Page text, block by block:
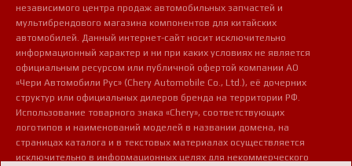
независимого центра продаж автомобильных запчастей и
мультибрендового магазина компонентов для китайских
автомобилей. Данный интернет-сайт носит исключительно
информационный характер и ни при каких условиях не является
официальным ресурсом или публичной офертой компании АО
«Чери Автомобили Рус» (Chery Automobile Co., Ltd.), её дочерних
структур или официальных дилеров бренда на территории РФ.
Использование товарного знака «Chery», соответствующих
логотипов и наименований моделей в названии домена, на
страницах каталога и в текстовых материалах осуществляется
исключительно в информационных целях для некоммерческого